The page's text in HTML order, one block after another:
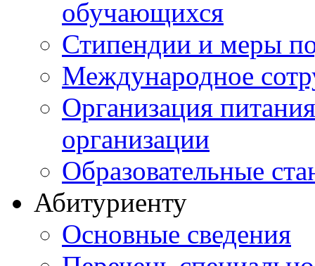
обучающихся
Стипендии и меры
Международное
Организация
организации
Образовательные
Абитуриенту
Основные сведения